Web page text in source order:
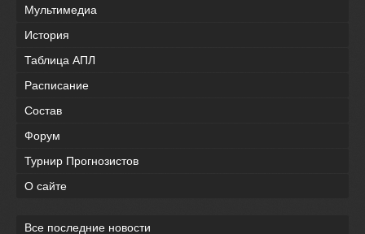
Мультимедиа
История
Таблица АПЛ
Расписание
Состав
Форум
Турнир Прогнозистов
О сайте
Все последние новости